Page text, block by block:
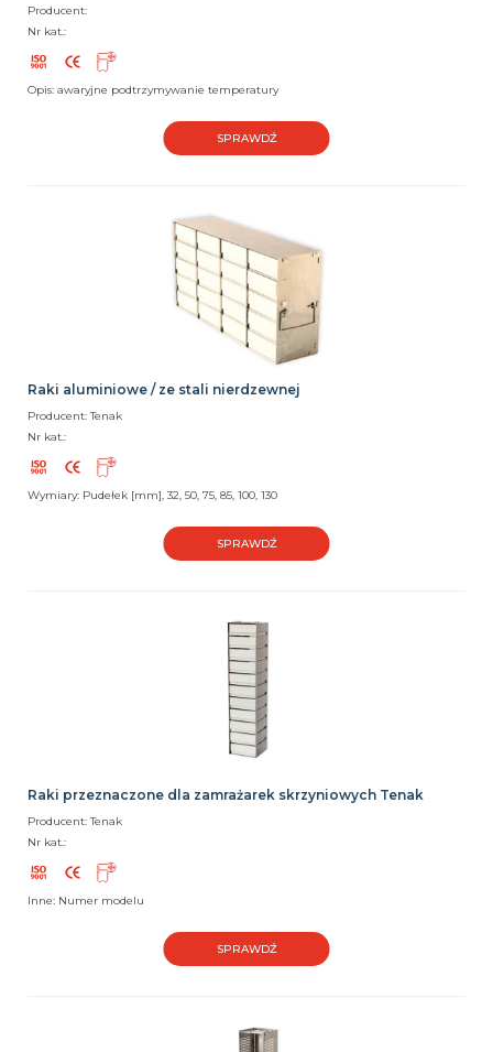
Producent:
Nr kat.:
Opis: awaryjne podtrzymywanie temperatury
SPRAWDŹ
Raki aluminiowe / ze stali nierdzewnej
Producent: Tenak
Nr kat.:
Wymiary: Pudełek [mm], 32, 50, 75, 85, 100, 130
SPRAWDŹ
Raki przeznaczone dla zamrażarek skrzyniowych Tenak
Producent: Tenak
Nr kat.:
Inne: Numer modelu
SPRAWDŹ